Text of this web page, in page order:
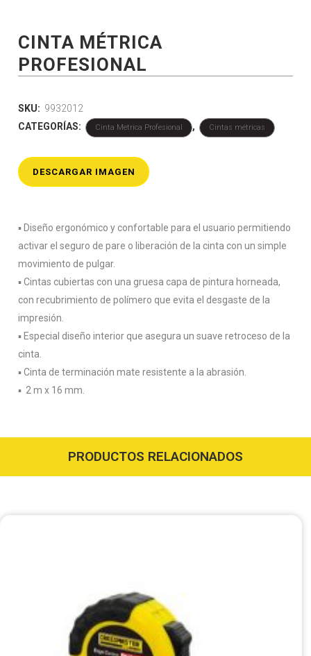
CINTA MÉTRICA
PROFESIONAL
SKU: 9932012
CATEGORÍAS:
Cinta Metrica Profesional , Cintas métricas
DESCARGAR IMAGEN
▪️ Diseño ergonómico y confortable para el usuario permitiendo
activar el seguro de pare o liberación de la cinta con un simple
movimiento de pulgar.
▪️ Cintas cubiertas con una gruesa capa de pintura horneada,
con recubrimiento de polímero que evita el desgaste de la
impresión.
▪️ Especial diseño interior que asegura un suave retroceso de la
cinta.
▪️ Cinta de terminación mate resistente a la abrasión.
▪️ 2 m x 16 mm.
PRODUCTOS RELACIONADOS